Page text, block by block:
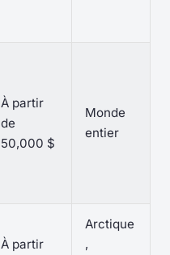
À partir
de
50,000 $
Monde
entier
À partir
Arctique
,